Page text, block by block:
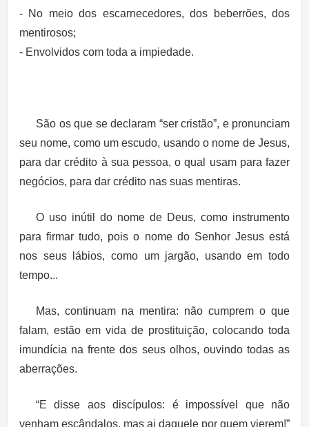
- No meio dos escarnecedores, dos beberrões, dos
mentirosos;
- Envolvidos com toda a impiedade.
São os que se declaram “ser cristão”, e pronunciam
seu nome, como um escudo, usando o nome de Jesus,
para dar crédito à sua pessoa, o qual usam para fazer
negócios, para dar crédito nas suas mentiras.
O uso inútil do nome de Deus, como instrumento
para firmar tudo, pois o nome do Senhor Jesus está
nos seus lábios, como um jargão, usando em todo
tempo...
Mas, continuam na mentira: não cumprem o que
falam, estão em vida de prostituição, colocando toda
imundícia na frente dos seus olhos, ouvindo todas as
aberrações.
“E disse aos discípulos: é impossível que não
venham escândalos, mas ai daquele por quem vierem!”